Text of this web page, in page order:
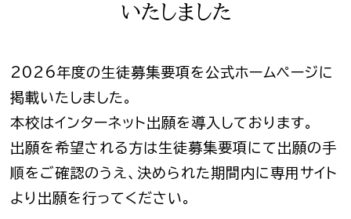
いたしました
2026年度の生徒募集要項を公式ホームページに
掲載いたしました。
本校はインターネット出願を導入しております。
出願を希望される方は生徒募集要項にて出願の手
順をご確認のうえ、決められた期間内に専用サイト
より出願を行ってください。